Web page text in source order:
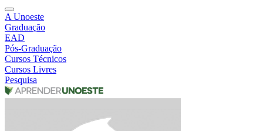
A Unoeste
Graduação
EAD
Pós-Graduação
Cursos Técnicos
Cursos Livres
Pesquisa